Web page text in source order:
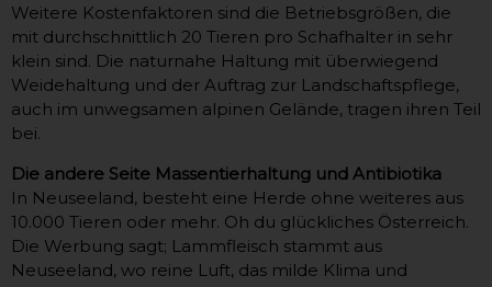
Weitere Kostenfaktoren sind die Betriebsgrößen, die
mit durchschnittlich 20 Tieren pro Schafhalter in sehr
klein sind. Die naturnahe Haltung mit überwiegend
Weidehaltung und der Auftrag zur Landschaftspflege,
auch im unwegsamen alpinen Gelände, tragen ihren Teil
bei.
Die andere Seite Massentierhaltung und Antibiotika
In Neuseeland, besteht eine Herde ohne weiteres aus
10.000 Tieren oder mehr. Oh du glückliches Österreich.
Die Werbung sagt; Lammfleisch stammt aus
Neuseeland, wo reine Luft, das milde Klima und